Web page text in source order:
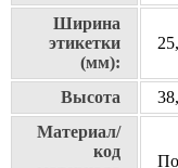
Ширина
этикетки
(мм):
Высота
Материал/
код